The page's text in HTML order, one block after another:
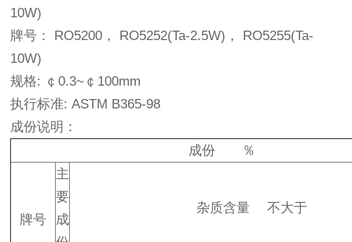
10W)
牌号： RO5200， RO5252(Ta-2.5W)， RO5255(Ta-
10W)
规格: ￠0.3~￠100mm
执行标准: ASTM B365-98
成份说明：
成份 ％
牌号
主
要
成
杂质含量 不大于